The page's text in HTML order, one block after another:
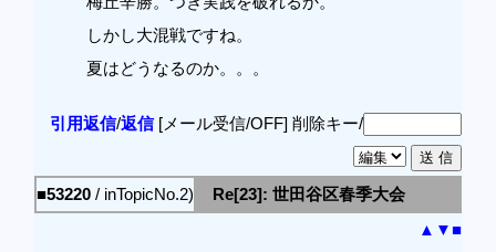
しかし大混戦ですね。
夏はどうなるのか。。。
引用返信/返信[メール受信/OFF] 削除キー/
■53220 / inTopicNo.2)
Re[23]: 世田谷区春季大会
▲ ▼■